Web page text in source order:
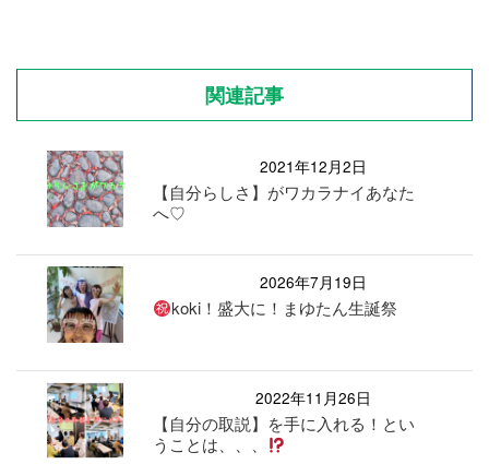
関連記事
2021年12月2日
【自分らしさ】がワカラナイあなた
へ♡
2026年7月19日
koki！盛大に！まゆたん生誕祭
2022年11月26日
【自分の取説】を手に入れる！とい
うことは、、、